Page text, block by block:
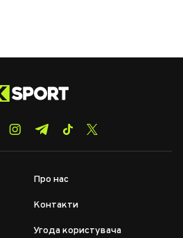
Про нас
Контакти
Угода користувача